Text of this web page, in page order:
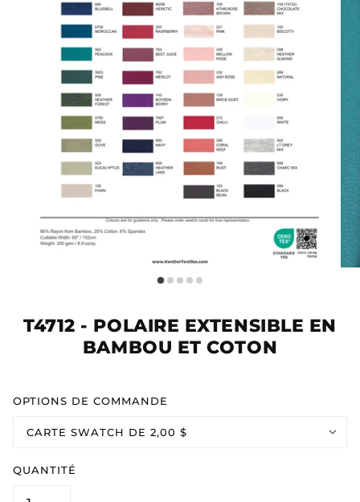
T4712 - POLAIRE EXTENSIBLE EN
BAMBOU ET COTON
OPTIONS DE COMMANDE
CARTE SWATCH DE 2,00 $
QUANTITÉ